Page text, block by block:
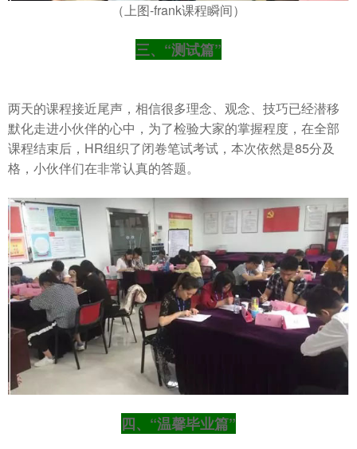
（上图-frank课程瞬间）
三、“测试篇”
两天的课程接近尾声，相信很多理念、观念、技巧已经潜移
默化走进小伙伴的心中，为了检验大家的掌握程度，在全部
课程结束后，HR组织了闭卷笔试考试，本次依然是85分及
格，小伙伴们在非常认真的答题。
四、“温馨毕业篇”